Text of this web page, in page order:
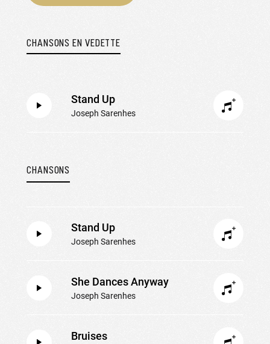
CHANSONS EN VEDETTE
Stand Up
Joseph Sarenhes
CHANSONS
Stand Up
Joseph Sarenhes
She Dances Anyway
Joseph Sarenhes
Bruises